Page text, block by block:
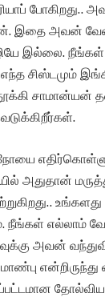
போகிறது..
இதை அவன்
இல்லை.
எந்த சிஸ்டமும்
சாமான்யன்
அதுதான்
நீங்கள் எல்லாம்
அவன்
என்றிருந்து